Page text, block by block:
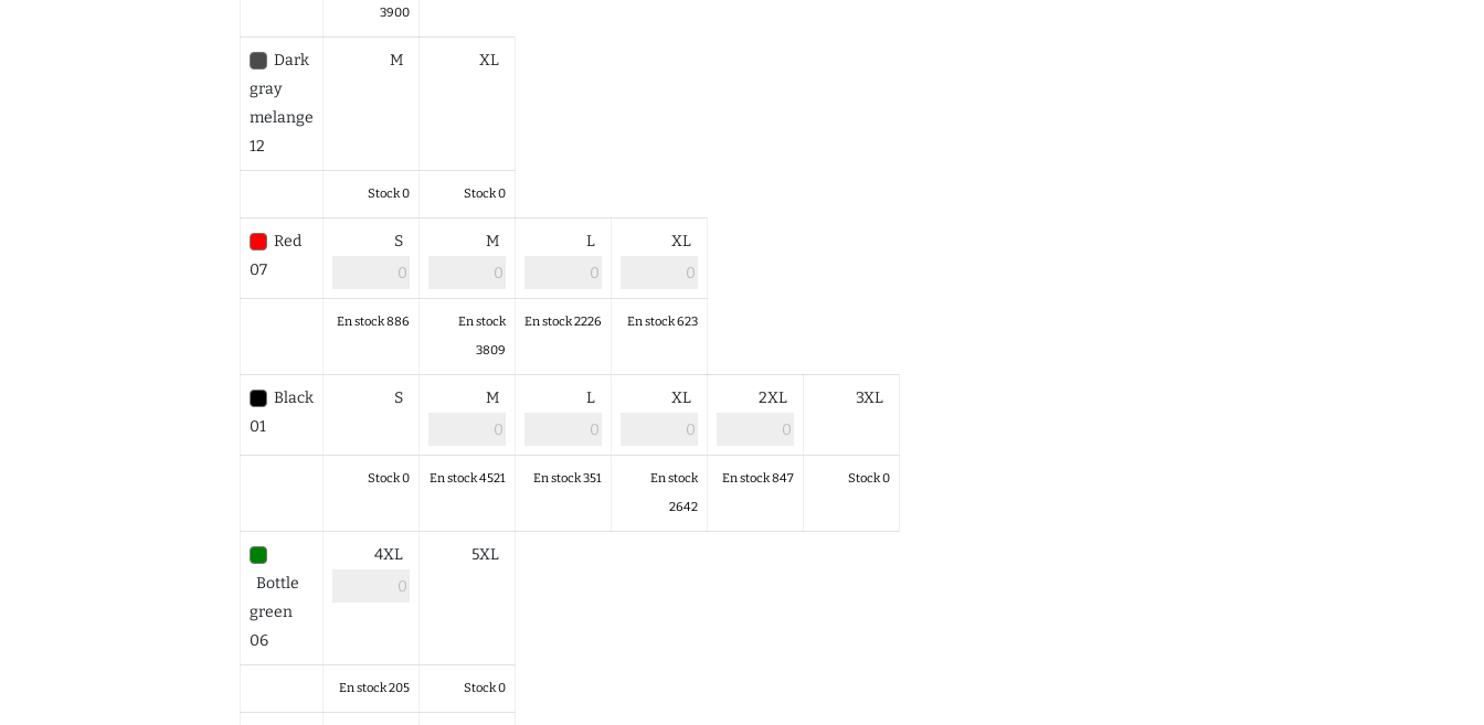
3900
Dark
gray
melange
12
M XL
Stock 0 Stock 0
Red
07
S M L XL
En stock 886
En stock
3809
En stock 2226 En stock 623
Black
01
S M L XL 2XL 3XL
Stock 0 En stock 4521 En stock 351
En stock
2642
En stock 847 Stock 0
Bottle
green
06
4XL 5XL
En stock 205 Stock 0